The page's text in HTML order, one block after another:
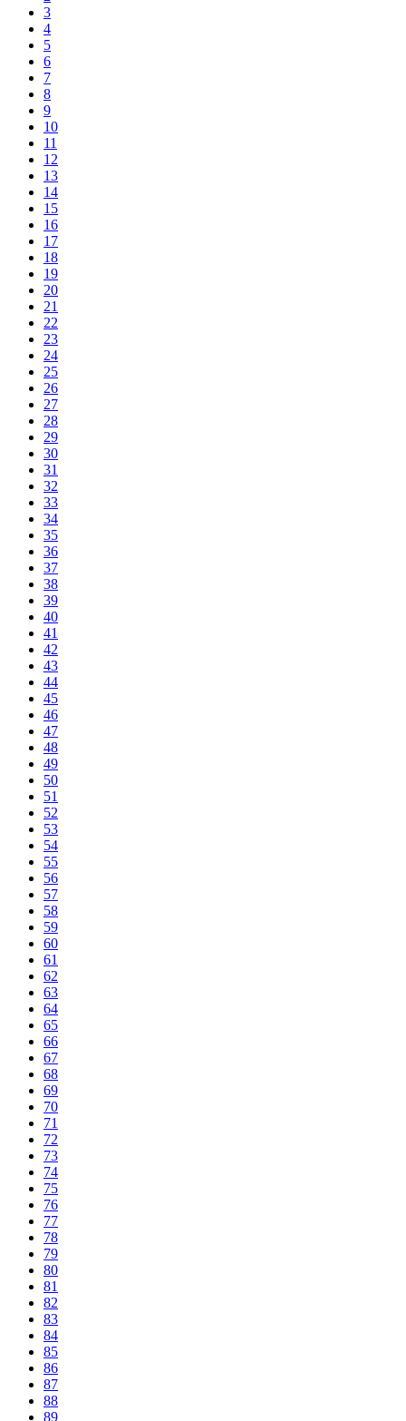
3
4
5
6
7
8
9
10
11
12
13
14
15
16
17
18
19
20
21
22
23
24
25
26
27
28
29
30
31
32
33
34
35
36
37
38
39
40
41
42
43
44
45
46
47
48
49
50
51
52
53
54
55
56
57
58
59
60
61
62
63
64
65
66
67
68
69
70
71
72
73
74
75
76
77
78
79
80
81
82
83
84
85
86
87
88
89